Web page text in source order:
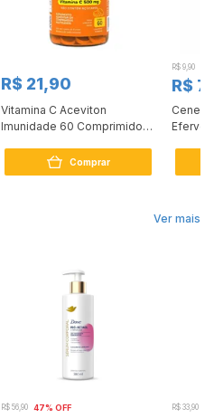
R$ 21,90
Vitamina C Aceviton
Imunidade 60 Comprimido
Comprar
R$ 9,90
R$
Ver mais
R$ 56,90 47% OFF R$ 33,90